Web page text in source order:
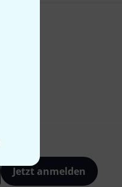
Jetzt anmelden